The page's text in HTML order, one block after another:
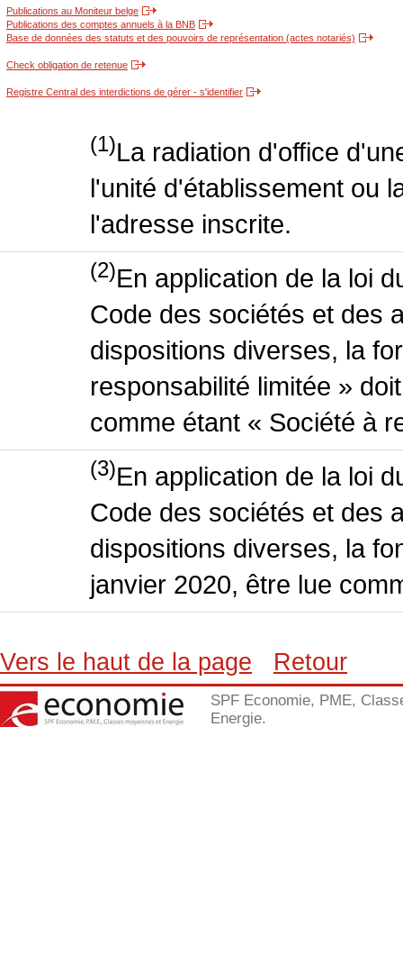
Publications au Moniteur belge
Publications des comptes annuels à la BNB
Base de données des statuts et des pouvoirs de représentation (actes notariés)
Check obligation de retenue
Registre Central des interdictions de gérer - s'identifier
(1)La radiation d'office
l'unité d'établissement ou
l'adresse inscrite.
(2)En application de la loi
Code des sociétés et des
dispositions diverses, la
responsabilité limitée »
comme étant « Société à
(3)En application de la loi
Code des sociétés et des
dispositions diverses, la
janvier 2020, être lue
Vers le haut de la page Retour
SPF Economie, PME,
Energie.